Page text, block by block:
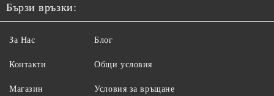
Бързи връзки:
За Нас
Контакти
Магазин
Блог
Общи условия
Условия за връщане